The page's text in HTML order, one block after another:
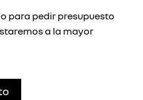
para pedir presupuesto
a la mayor